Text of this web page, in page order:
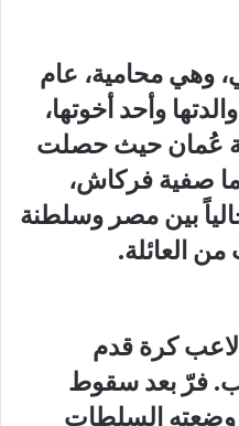
وهي محامية، عام
والدتها وأحد أخوتها،
عُمان حيث حصلت
صفية فركاش،
بين مصر وسلطنة
العائلة.
1973 وكان لاعب كرة قدم
فرّ بعد سقوط
وضعته السلطات